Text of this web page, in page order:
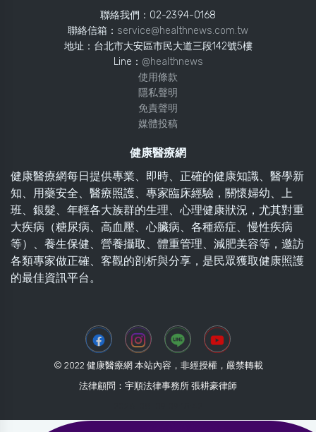
聯絡我們：02-2394-0168
聯絡信箱： service@healthnews.com.tw
地址：台北市大安區市民大道三段142號5樓
Line： @healthnews
使用條款
隱私聲明
免責聲明
媒體投稿
健康醫療網
健康醫療網每日提供專業、即時、正確的健康知識、醫學新
知、用藥安全、醫療照護、專家臨床經驗，關懷婦幼、上
班、銀髮、年輕各大族群的生理、心理健康狀況，尤其對重
大疾病（糖尿病、高血壓、心臟病、各種癌症、慢性疾病
等）、養生保健、營養攝取、體重管理、減肥美容等，邀訪
各類專家做正確、客觀的剖析與分享，是民眾獲取健康照護
的最佳資訊平台。
© 2022 健康醫療網 本站內容，非經授權，嚴禁轉載
法律顧問：宇順法律事務所 張耕豪律師